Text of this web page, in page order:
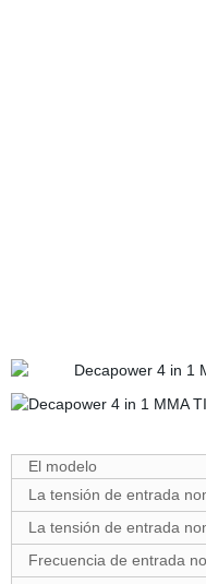
El modelo
La tensión de entrada
La tensión de entrada
Frecuencia de entrada